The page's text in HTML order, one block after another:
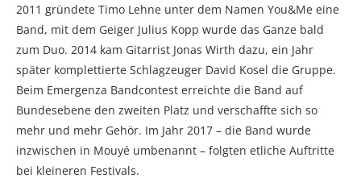
2011 gründete Timo Lehne unter dem Namen You&Me eine
Band, mit dem Geiger Julius Kopp wurde das Ganze bald
zum Duo. 2014 kam Gitarrist Jonas Wirth dazu, ein Jahr
später komplettierte Schlagzeuger David Kosel die Gruppe.
Beim Emergenza Bandcontest erreichte die Band auf
Bundesebene den zweiten Platz und verschaffte sich so
mehr und mehr Gehör. Im Jahr 2017 – die Band wurde
inzwischen in Mouyé umbenannt – folgten etliche Auftritte
bei kleineren Festivals.